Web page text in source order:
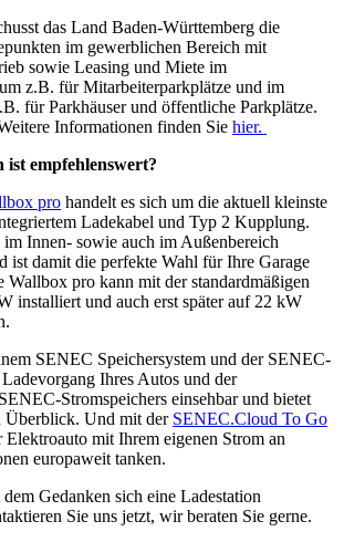
das Land Baden-Württemberg die
im gewerblichen Bereich mit
sowie Leasing und Miete im
z.B. für Mitarbeiterparkplätze und im
für Parkhäuser und öffentliche Parkplätze.
Informationen finden Sie hier.
ist empfehlenswert?
pro handelt es sich um die aktuell kleinste
Ladekabel und Typ 2 Kupplung.
Innen- sowie auch im Außenbereich
ist damit die perfekte Wahl für Ihre Garage
pro kann mit der standardmäßigen
installiert und auch erst später auf 22 kW
SENEC Speichersystem und der SENEC-
Ihres Autos und der
Stromspeichers einsehbar und bietet
Überblick. Und mit der SENEC.Cloud To Go
Elektroauto mit Ihrem eigenen Strom an
europaweit tanken.
Gedanken sich eine Ladestation
Sie uns jetzt, wir beraten Sie gerne.